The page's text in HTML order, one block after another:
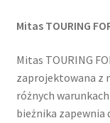
Mitas TOURING
Mitas TOURING
zaprojektowana z
różnych
bieżnika zapewnia